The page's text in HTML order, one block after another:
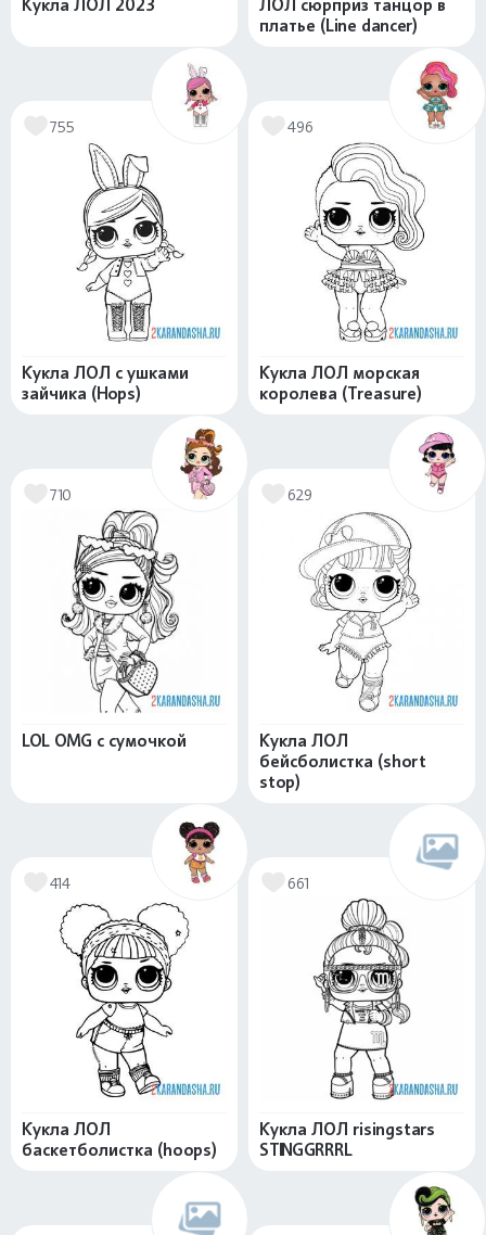
Кукла ЛОЛ 2023
ЛОЛ сюрприз танцор в
платье (Line dancer)
755
Кукла ЛОЛ с ушками
зайчика (Hops)
496
Кукла ЛОЛ морская
королева (Treasure)
710
LOL OMG с сумочкой
629
Кукла ЛОЛ
бейсболистка (short
stop)
414
Кукла ЛОЛ
баскетболистка (hoops)
661
Кукла ЛОЛ risingstars
STINGGRRRL